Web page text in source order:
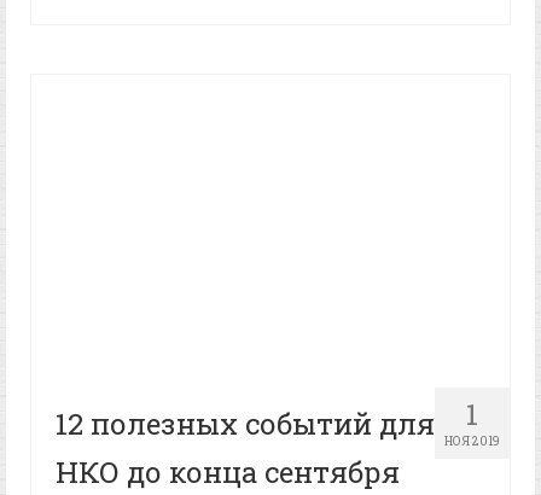
1
НОЯ 2019
12 полезных событий для
НКО до конца сентября